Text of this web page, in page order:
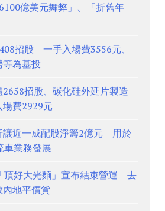
億美元舞弊」、「折舊年
招股 一手入場費3556元、
為基投
2658招股、碳化硅外延片製造
費2929元
讓近一成配股淨籌2億元 用於
車業務發展
頂好大光麵」宣布結束營運 去
地平價貨